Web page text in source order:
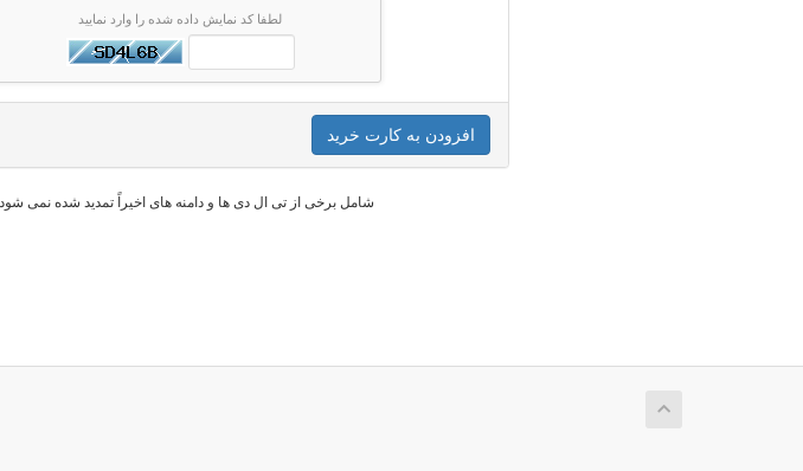
لطفا کد نمایش داده شده را وارد نمایید
افزودن به کارت خرید
* شامل برخی از تی ال دی ها و دامنه های اخیراً تمدید شده نمی شود